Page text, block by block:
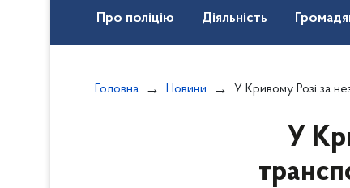
Про поліцію Діяльність
Головна Новини У Кривому Розі за незаконне заволодіння
У